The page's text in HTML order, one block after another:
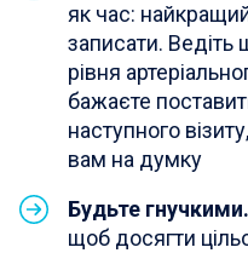
як час:
записати. Ведіть
рівня
бажаєте
наступного
вам на думку
Будьте гнучкими.
щоб досягти